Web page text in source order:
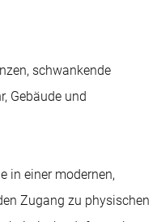
schwankende
Gebäude und
in einer modernen,
Zugang zu physischen